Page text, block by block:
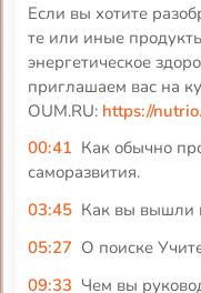
Если вы хотите
те или иные
энергетическое
приглашаем вас на
OUM.RU: https://
00:41 Как обычно
саморазвития.
03:45 Как вы вышли
05:27 О поиске
09:33 Чем вы